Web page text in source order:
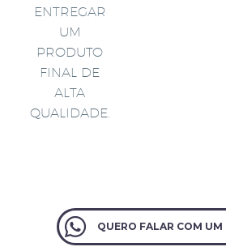
ENTREGAR
UM
PRODUTO
FINAL DE
ALTA
QUALIDADE.
QUERO FALAR COM UM